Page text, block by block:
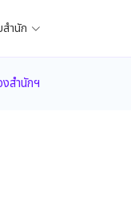
สำนัก
สำนักฯ